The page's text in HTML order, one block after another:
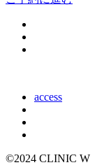
access
©2024 CLINIC W